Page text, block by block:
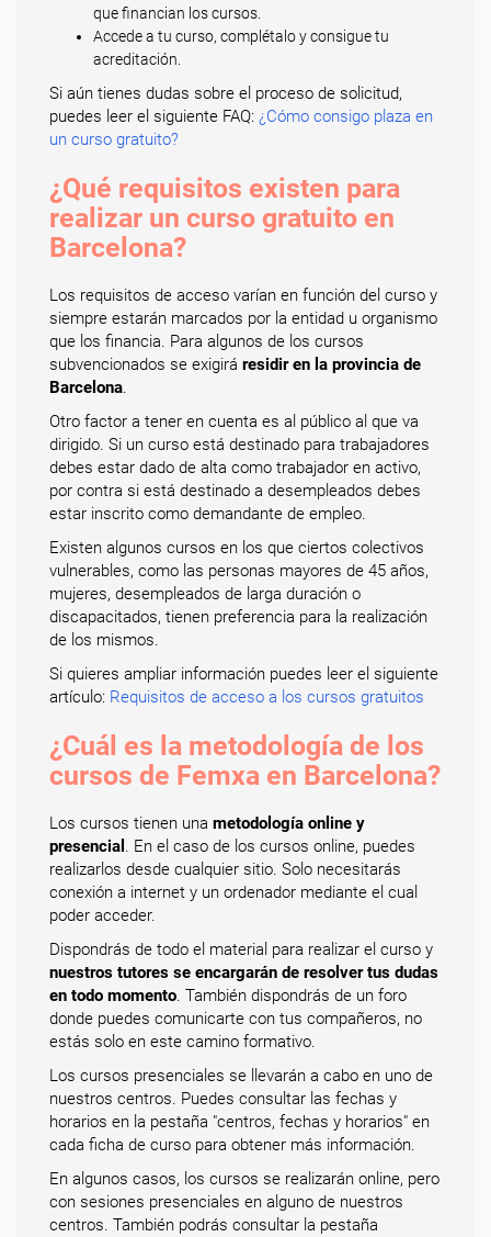
que financian los cursos.
Accede a tu curso, complétalo y consigue tu
acreditación.
Si aún tienes dudas sobre el proceso de solicitud,
puedes leer el siguiente FAQ: ¿Cómo consigo plaza en
un curso gratuito?
¿Qué requisitos existen para
realizar un curso gratuito en
Barcelona?
Los requisitos de acceso varían en función del curso y
siempre estarán marcados por la entidad u organismo
que los financia. Para algunos de los cursos
subvencionados se exigirá residir en la provincia de
Barcelona.
Otro factor a tener en cuenta es al público al que va
dirigido. Si un curso está destinado para trabajadores
debes estar dado de alta como trabajador en activo,
por contra si está destinado a desempleados debes
estar inscrito como demandante de empleo.
Existen algunos cursos en los que ciertos colectivos
vulnerables, como las personas mayores de 45 años,
mujeres, desempleados de larga duración o
discapacitados, tienen preferencia para la realización
de los mismos.
Si quieres ampliar información puedes leer el siguiente
artículo: Requisitos de acceso a los cursos gratuitos
¿Cuál es la metodología de los
cursos de Femxa en Barcelona?
Los cursos tienen una metodología online y
presencial . En el caso de los cursos online, puedes
realizarlos desde cualquier sitio. Solo necesitarás
conexión a internet y un ordenador mediante el cual
poder acceder.
Dispondrás de todo el material para realizar el curso y
nuestros tutores se encargarán de resolver tus dudas
en todo momento. También dispondrás de un foro
donde puedes comunicarte con tus compañeros, no
estás solo en este camino formativo.
Los cursos presenciales se llevarán a cabo en uno de
nuestros centros. Puedes consultar las fechas y
horarios en la pestaña "centros, fechas y horarios" en
cada ficha de curso para obtener más información.
En algunos casos, los cursos se realizarán online, pero
con sesiones presenciales en alguno de nuestros
centros. También podrás consultar la pestaña